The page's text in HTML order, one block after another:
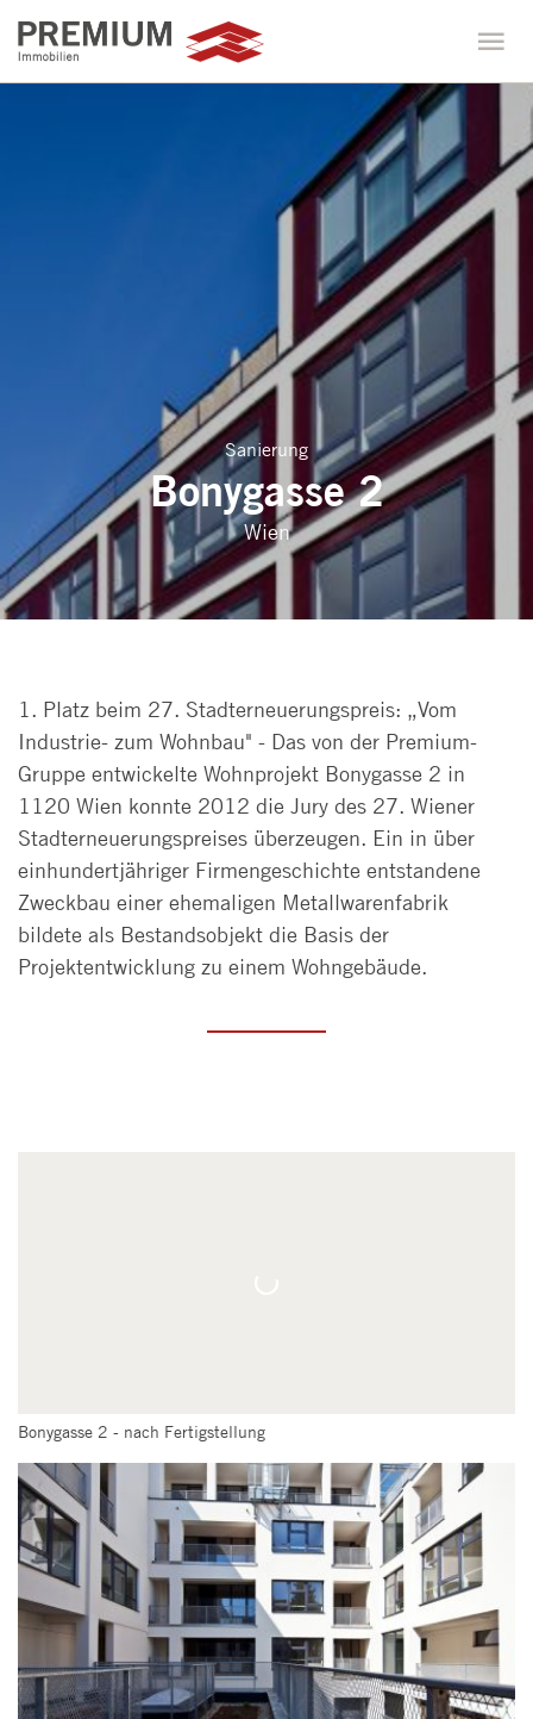
Sanierung
Bonygasse 2
Wien
1. Platz beim 27. Stadterneuerungspreis: „Vom
Industrie- zum Wohnbau" - Das von der Premium-
Gruppe entwickelte Wohnprojekt Bonygasse 2 in
1120 Wien konnte 2012 die Jury des 27. Wiener
Stadterneuerungspreises überzeugen. Ein in über
einhundertjähriger Firmengeschichte entstandene
Zweckbau einer ehemaligen Metallwarenfabrik
bildete als Bestandsobjekt die Basis der
Projektentwicklung zu einem Wohngebäude.
Bonygasse 2 - nach Fertigstellung